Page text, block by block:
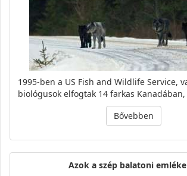
1995-ben a US Fish and Wildlife Service,
biológusok elfogtak 14 farkas
Bővebben
Azok a szép balatoni